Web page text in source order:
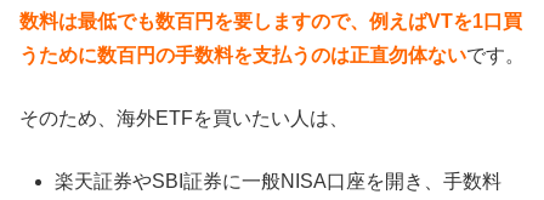
数料は最低でも数百円を要しますので、例えばVTを1口買
うために数百円の手数料を支払うのは正直勿体ないです。
そのため、海外ETFを買いたい人は、
楽天証券やSBI証券に一般NISA口座を開き、手数料